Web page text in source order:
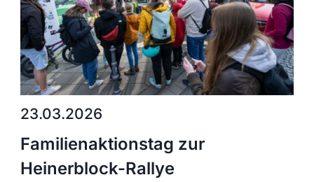
23.03.2026
Familienaktionstag zur
Heinerblock-Rallye